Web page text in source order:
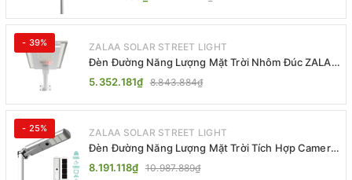
- 39% ZALAA SOLAR STREET LIGHT
Đèn Đường Năng Lượng Mặt Trời Nhôm Đúc ZALAA
ZL-BWH Cao Cấp IP65
5.352.181₫ 8.843.884₫
- 25% ZALAA SOLAR STREET LIGHT
Đèn Đường Năng Lượng Mặt Trời Tích Hợp Camera
ZALAA ZL-BJ04-CCTV (80W, IP65)
8.191.118₫ 10.987.889₫